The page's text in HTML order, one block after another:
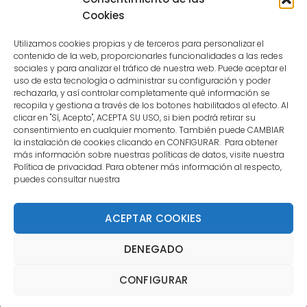
Cookies
Utilizamos cookies propias y de terceros para personalizar el
contenido de la web, proporcionarles funcionalidades a las redes
sociales y para analizar el tráfico de nuestra web. Puede aceptar el
uso de esta tecnología o administrar su configuración y poder
rechazarla, y así controlar completamente qué información se
recopila y gestiona a través de los botones habilitados al efecto. Al
clicar en "Sí, Acepto", ACEPTA SU USO, si bien podrá retirar su
consentimiento en cualquier momento. También puede CAMBIAR
la instalación de cookies clicando en CONFIGURAR. Para obtener
más información sobre nuestras políticas de datos, visite nuestra
Política de privacidad. Para obtener más información al respecto,
puedes consultar nuestra
ACEPTAR COOKIES
DENEGADO
CONFIGURAR
CONTACTO
MENÚ PRINCIPAL
MI CUENTA
DOCUMENTACIÓN
reservados. | La Mejor Tienda de Dardos y Dianas de